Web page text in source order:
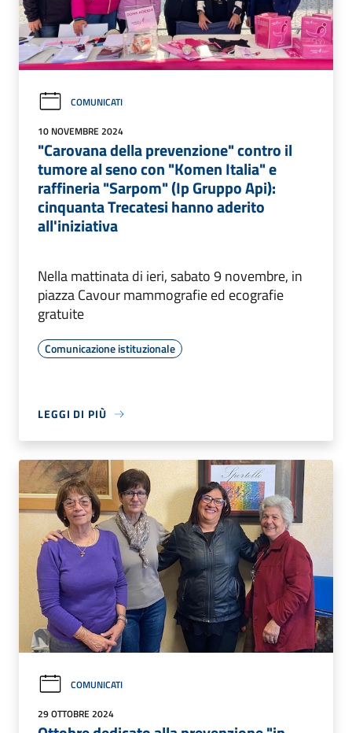
COMUNICATI
10 NOVEMBRE 2024
"Carovana della prevenzione" contro il
tumore al seno con "Komen Italia" e
raffineria "Sarpom" (Ip Gruppo Api):
cinquanta Trecatesi hanno aderito
all'iniziativa
Nella mattinata di ieri, sabato 9 novembre, in
piazza Cavour mammografie ed ecografie
gratuite
Comunicazione istituzionale
LEGGI DI PIÙ
COMUNICATI
29 OTTOBRE 2024